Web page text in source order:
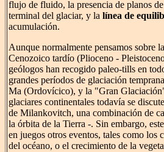
flujo de fluido, la presencia de planos
terminal del glaciar, y la línea de
acumulación.
Aunque normalmente pensamos sobre
Cenozoico tardío (Plioceno -
geólogos han recogido paleo-tills en
grandes períodos de glaciación
Ma (Ordovícico), y la "Gran
glaciares continentales todavía se
de Milankovitch, una combinación de
la órbita de la Tierra -. Sin embargo,
en juegos otros eventos, tales como los
del océano, o el crecimiento de la